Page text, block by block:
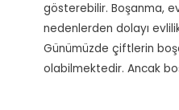
gösterebilir. Boşanma,
nedenlerden dolayı
Günümüzde çiftlerin
olabilmektedir. Ancak